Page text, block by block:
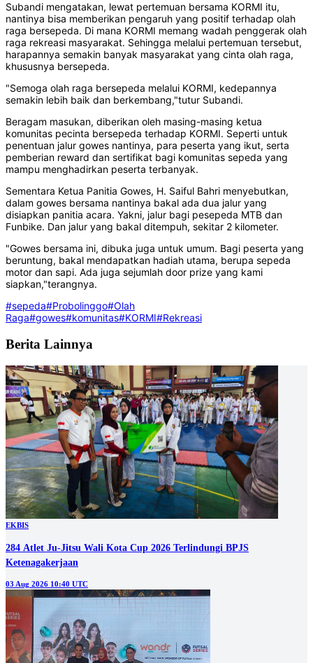
Subandi mengatakan, lewat pertemuan bersama KORMI itu,
nantinya bisa memberikan pengaruh yang positif terhadap olah
raga bersepeda. Di mana KORMI memang wadah penggerak olah
raga rekreasi masyarakat. Sehingga melalui pertemuan tersebut,
harapannya semakin banyak masyarakat yang cinta olah raga,
khususnya bersepeda.
"Semoga olah raga bersepeda melalui KORMI, kedepannya
semakin lebih baik dan berkembang,"tutur Subandi.
Beragam masukan, diberikan oleh masing-masing ketua
komunitas pecinta bersepeda terhadap KORMI. Seperti untuk
penentuan jalur gowes nantinya, para peserta yang ikut, serta
pemberian reward dan sertifikat bagi komunitas sepeda yang
mampu menghadirkan peserta terbanyak.
Sementara Ketua Panitia Gowes, H. Saiful Bahri menyebutkan,
dalam gowes bersama nantinya bakal ada dua jalur yang
disiapkan panitia acara. Yakni, jalur bagi pesepeda MTB dan
Funbike. Dan jalur yang bakal ditempuh, sekitar 2 kilometer.
"Gowes bersama ini, dibuka juga untuk umum. Bagi peserta yang
beruntung, bakal mendapatkan hadiah utama, berupa sepeda
motor dan sapi. Ada juga sejumlah door prize yang kami
siapkan,"terangnya.
#sepeda#Probolinggo#Olah
Raga#gowes#komunitas#KORMI#Rekreasi
Berita Lainnya
EKBIS
284 Atlet Ju-Jitsu Wali Kota Cup 2026 Terlindungi BPJS
Ketenagakerjaan
03 Aug 2026 10:40 UTC